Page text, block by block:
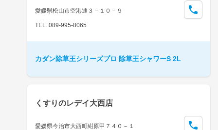
愛媛県松山市空港通３－１０－９
TEL: 089-995-8065
カダン除草王シリーズプロ 除草王シャワーS 2L
くすりのレデイ大西店
愛媛県今治市大西町紺原甲７４０－１